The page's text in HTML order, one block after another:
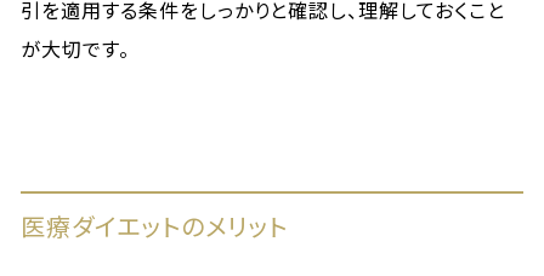
引を適用する条件をしっかりと確認し、理解しておくこと
が大切です。
医療ダイエットのメリット